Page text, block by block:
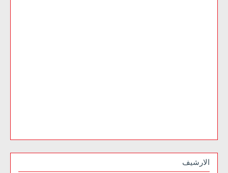
الارشيف